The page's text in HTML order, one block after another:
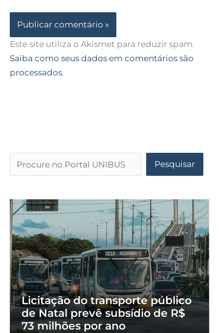
Este site utiliza o Akismet para reduzir spam.
Saiba como seus dados em comentários são
processados.
Pesquisar
Licitação do transporte público
de Natal prevê subsídio de R$
73 milhões por ano